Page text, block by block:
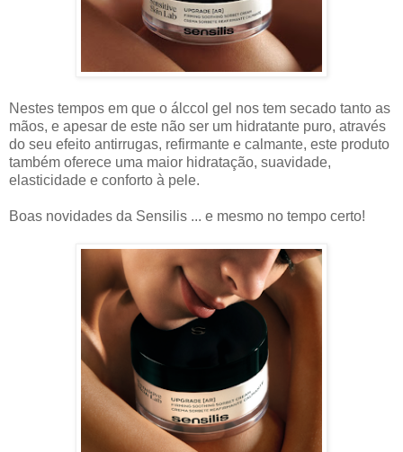
Nestes tempos em que o álccol gel nos tem secado tanto as
mãos, e apesar de este não ser um hidratante puro, através
do seu efeito antirrugas, refirmante e calmante, este produto
também oferece uma maior hidratação, suavidade,
elasticidade e conforto à pele.
Boas novidades da Sensilis ... e mesmo no tempo certo!